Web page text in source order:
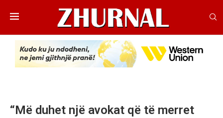
“Më duhet një avokat që të merret